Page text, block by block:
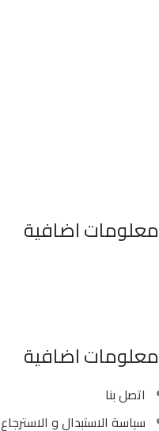
معلومات اضافية
معلومات اضافية
اتصل بنا
سياسة الاستبدال و الاسترجاع